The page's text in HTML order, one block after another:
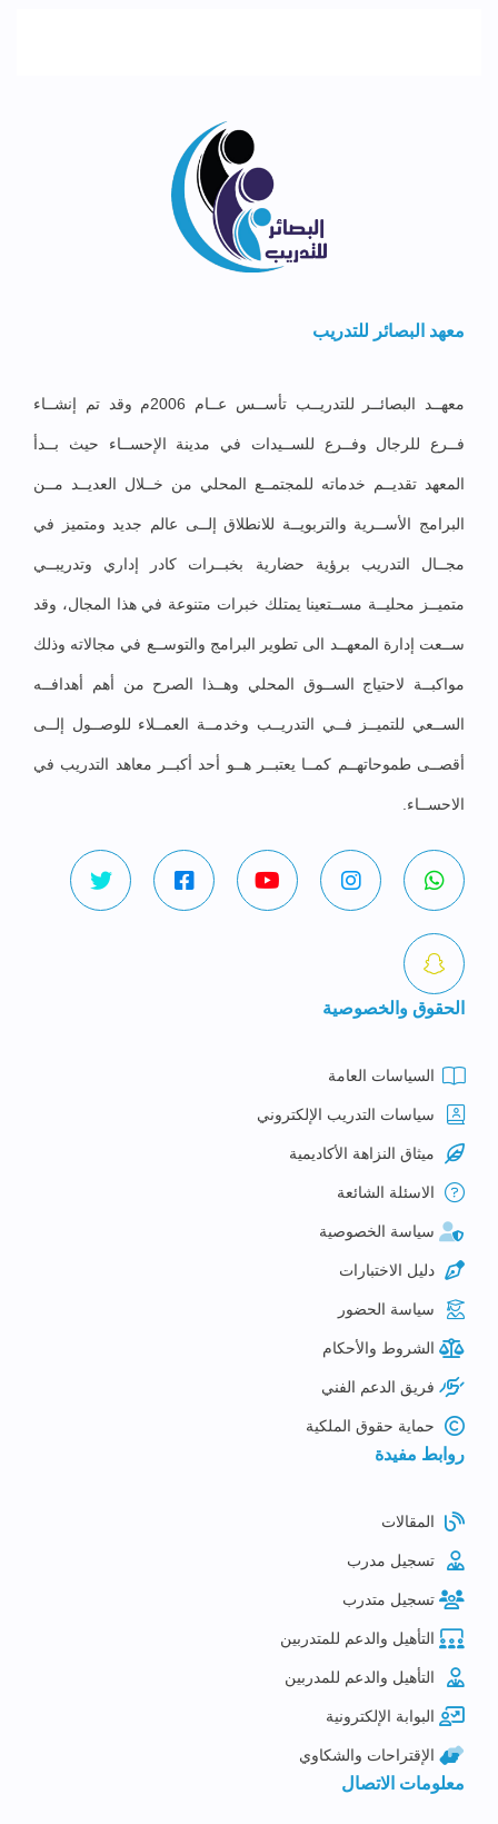
معهد البصائر للتدريب
معهــد البصائــر للتدريــب تأســس عــام 2006م وقد تم إنشــاء
فــرع للرجال وفــرع للســيدات في مدينة الإحســاء حيث بــدأ
المعهد تقديــم خدماته للمجتمــع المحلي من خــلال العديــد مــن
البرامج الأســرية والتربويــة للانطلاق إلــى عالم جديد ومتميز في
مجــال التدريب برؤية حضارية بخبــرات كادر إداري وتدريبــي
متميــز محليــة مســتعينا يمتلك خبرات متنوعة في هذا المجال، وقد
ســعت إدارة المعهــد الى تطوير البرامج والتوســع في مجالاته وذلك
مواكبــة لاحتياج الســوق المحلي وهــذا الصرح من أهم أهدافــه
الســعي للتميــز فــي التدريــب وخدمــة العمــلاء للوصــول إلــى
أقصــى طموحاتهــم كمــا يعتبــر هــو أحد أكبــر معاهد التدريب في
الاحســاء.
الحقوق والخصوصية
السياسات العامة
سياسات التدريب الإلكتروني
ميثاق النزاهة الأكاديمية
الاسئلة الشائعة
سياسة الخصوصية
دليل الاختبارات
سياسة الحضور
الشروط والأحكام
فريق الدعم الفني
حماية حقوق الملكية
روابط مفيدة
المقالات
تسجيل مدرب
تسجيل متدرب
التأهيل والدعم للمتدربين
التأهيل والدعم للمدربين
البوابة الإلكترونية
الإقتراحات والشكاوي
معلومات الاتصال